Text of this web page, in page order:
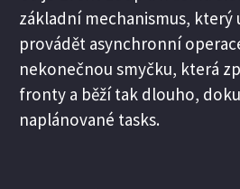
základní mechanismus, který
provádět asynchronní
nekonečnou smyčku, která
fronty a běží tak dlouho,
naplánované tasks.